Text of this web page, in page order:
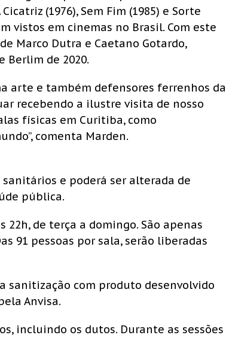
(1976), Sem Fim (1985) e Sorte
vistos em cinemas no Brasil. Com este
Marco Dutra e Caetano Gotardo,
Berlim de 2020.
arte e também defensores ferrenhos da
recebendo a ilustre visita de nosso
físicas em Curitiba, como
comenta Marden.
e poderá ser alterada de
pública.
de terça a domingo. São apenas
91 pessoas por sala, serão liberadas
sanitização com produto desenvolvido
Anvisa.
incluindo os dutos. Durante as sessões